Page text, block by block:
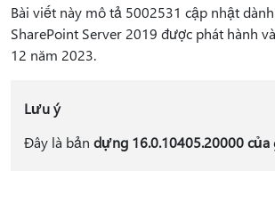
Bài viết này mô tả 5002531 cập nhật
SharePoint Server 2019 được phát hành
12 năm 2023.
Lưu ý
Đây là bản dựng 16.0.10405.20000 của